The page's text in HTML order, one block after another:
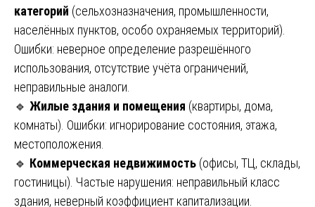
категорий (сельхозназначения, промышленности,
населённых пунктов, особо охраняемых территорий).
Ошибки: неверное определение разрешённого
использования, отсутствие учёта ограничений,
неправильные аналоги.
🔹 Жилые здания и помещения (квартиры, дома,
комнаты). Ошибки: игнорирование состояния, этажа,
местоположения.
🔹 Коммерческая недвижимость (офисы, ТЦ, склады,
гостиницы). Частые нарушения: неправильный класс
здания, неверный коэффициент капитализации.